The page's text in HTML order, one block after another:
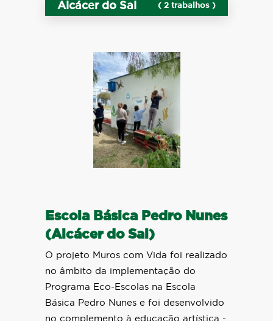
Alcácer do Sal ( 2 trabalhos )
Escola Básica Pedro Nunes
(Alcácer do Sal)
O projeto Muros com Vida foi realizado
no âmbito da implementação do
Programa Eco-Escolas na Escola
Básica Pedro Nunes e foi desenvolvido
no complemento à educação artística -